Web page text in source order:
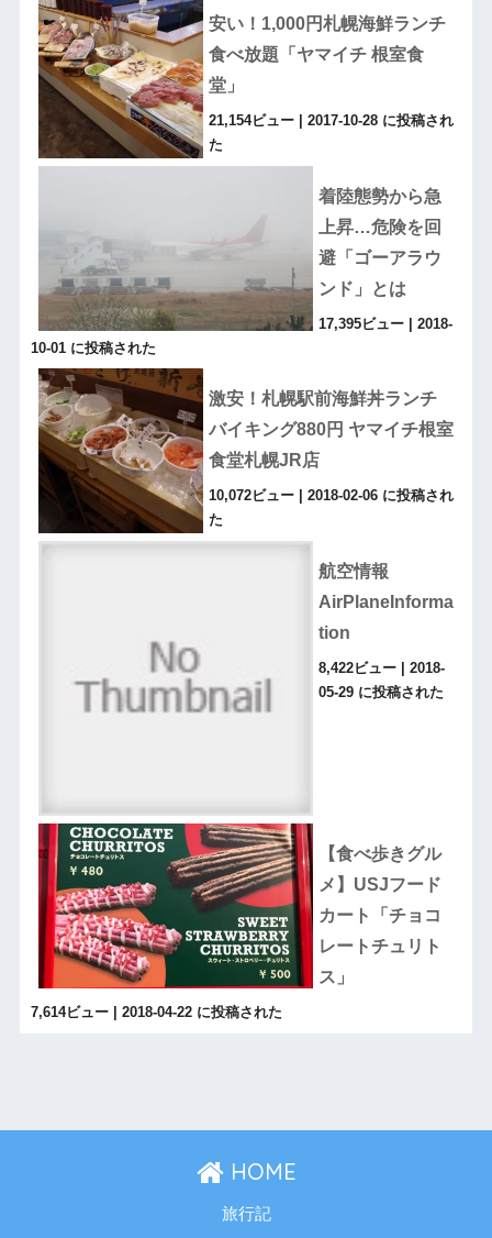
安い！1,000円札幌海鮮ランチ
食べ放題「ヤマイチ 根室食
堂」
21,154ビュー| 2017-10-28 に投稿され
た
着陸態勢から急
上昇…危険を回
避「ゴーアラウ
ンド」とは
17,395ビュー| 2018-
10-01 に投稿された
激安！札幌駅前海鮮丼ランチ
バイキング880円 ヤマイチ根室
食堂札幌JR店
10,072ビュー| 2018-02-06 に投稿され
た
航空情報
AirPlaneInforma
tion
8,422ビュー| 2018-
05-29 に投稿された
【食べ歩きグル
メ】USJフード
カート「チョコ
レートチュリト
ス」
7,614ビュー| 2018-04-22 に投稿された
HOME
旅行記